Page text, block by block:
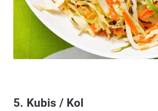
5. Kubis / Kol